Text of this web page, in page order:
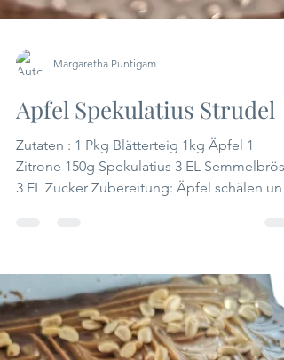
Margaretha Puntigam
Apfel Spekulatius Strudel
Zutaten : 1 Pkg Blätterteig 1kg Äpfel 1
Zitrone 150g Spekulatius 3 EL
3 EL Zucker Zubereitung: Äpfel schälen und
reiben. Mit...